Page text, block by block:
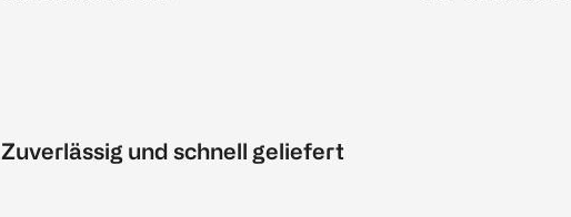
Zuverlässig und schnell geliefert